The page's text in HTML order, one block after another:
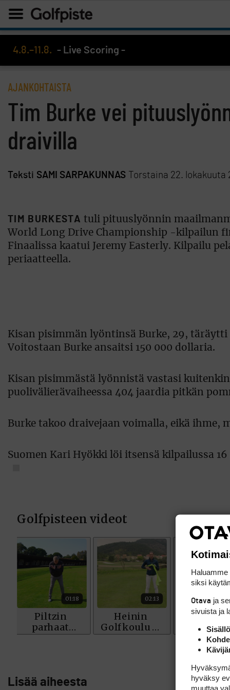
4.8.–11.8. - Live Scoring -
AJANKOHTAISTA
Tim Burke vei
draivilla
Teksti SAMI SARPAKUNNAS Torstaina 22. lokakuuta
TIM BURKESTA tuli pituuslyönnin
World Long Drive Championship -kilpailun
Finaalissa kaatui Jeremy Easterly. Kilpailu
periaatteella.
Kisan pisimmän lyöntinsä Burke, 29,
Voitostaan Burke ansaitsi 150 000 dollaria.
Kisan pisimmästä lyönnistä vastasi
puolivälierävaiheessa 404 jaardia pitkän
Burke takoo draivejaan voimalla, eikä ihme,
Suomen Kari Hyökki löi itsensä kilpailussa
Lisää aiheesta
Haluamme
siksi
Otava ja
sivuista ja
hyväksy
muuttaa